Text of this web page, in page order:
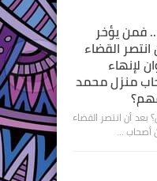
فمن يؤخر
انتصر القضاء
لإنهاء
منزل محمد
بعد أن انتصر القضاء
أصحاب …